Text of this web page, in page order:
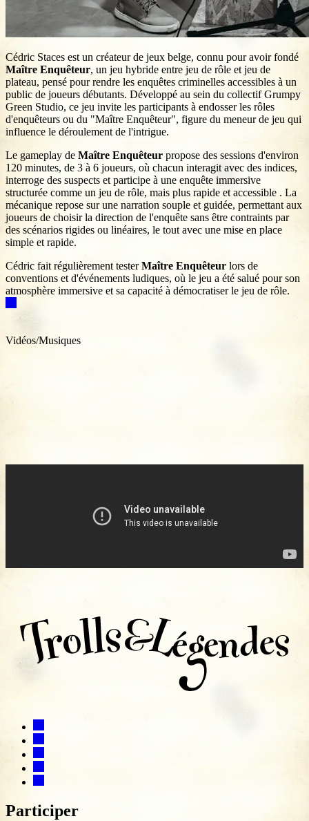
Cédric Staces est un créateur de jeux belge, connu pour avoir fondé
Maître Enquêteur, un jeu hybride entre jeu de rôle et jeu de
plateau, pensé pour rendre les enquêtes criminelles accessibles à un
public de joueurs débutants. Développé au sein du collectif Grumpy
Green Studio, ce jeu invite les participants à endosser les rôles
d'enquêteurs ou du "Maître Enquêteur", figure du meneur de jeu qui
influence le déroulement de l'intrigue.
Le gameplay de Maître Enquêteur propose des sessions d'environ
120 minutes, de 3 à 6 joueurs, où chacun interagit avec des indices,
interroge des suspects et participe à une enquête immersive
structurée comme un jeu de rôle, mais plus rapide et accessible . La
mécanique repose sur une narration souple et guidée, permettant aux
joueurs de choisir la direction de l'enquête sans être contraints par
des scénarios rigides ou linéaires, le tout avec une mise en place
simple et rapide.
Cédric fait régulièrement testerMaître Enquêteur lors de
conventions et d'événements ludiques, où le jeu a été salué pour son
atmosphère immersive et sa capacité à démocratiser le jeu de rôle.
Vidéos/Musiques
Participer